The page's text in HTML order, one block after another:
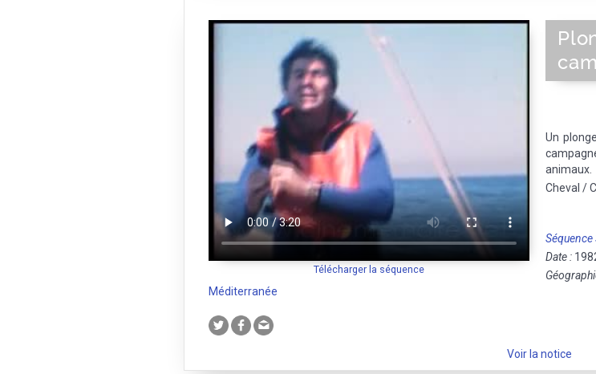
Télécharger la séquence
Un
animaux.
Cheval /
Date :
Méditerranée
Voir la notice